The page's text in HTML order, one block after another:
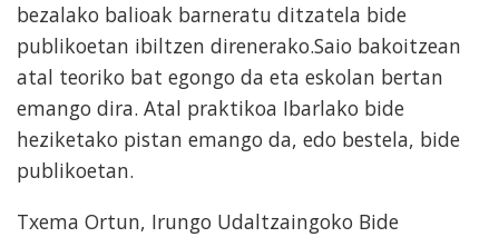
bezalako balioak barneratu ditzatela bide
publikoetan ibiltzen direnerako.Saio bakoitzean
atal teoriko bat egongo da eta eskolan bertan
emango dira. Atal praktikoa Ibarlako bide
heziketako pistan emango da, edo bestela, bide
publikoetan.
Txema Ortun, Irungo Udaltzaingoko Bide